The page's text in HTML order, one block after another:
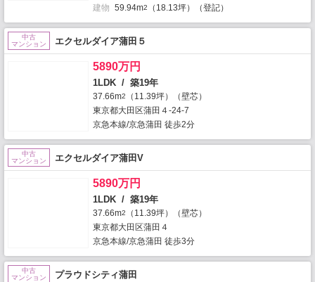
建物 59.94m2 （18.13坪）（登記）
中古
マンション
エクセルダイア蒲田５
5890万円
1LDK / 築19年
37.66m2
（11.39坪）（壁芯）
東京都大田区蒲田４-24-7
京急本線/京急蒲田 徒歩2分
中古
マンション
エクセルダイア蒲田V
5890万円
1LDK / 築19年
37.66m2
（11.39坪）（壁芯）
東京都大田区蒲田４
京急本線/京急蒲田 徒歩3分
中古
マンション
プラウドシティ蒲田